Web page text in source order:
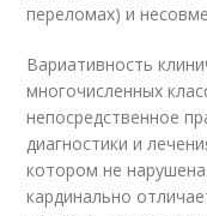
переломах) и
Вариативность
многочисленных
непосредственное
диагностики и
котором не
кардинально